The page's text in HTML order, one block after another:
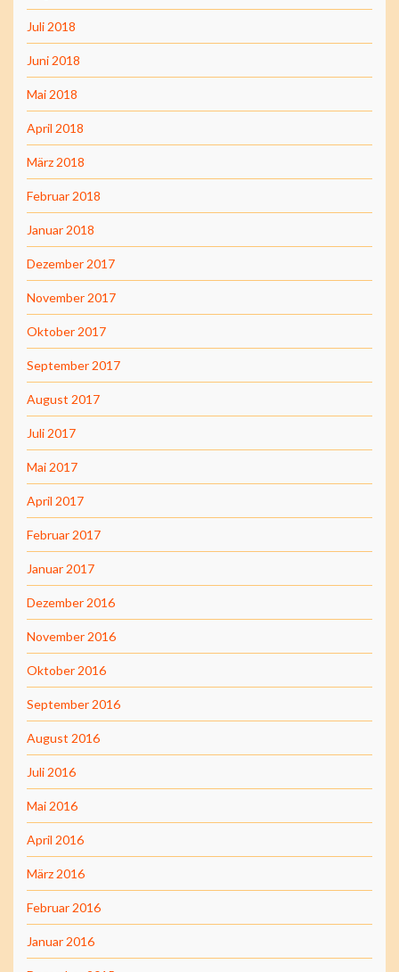
Juli 2018
Juni 2018
Mai 2018
April 2018
März 2018
Februar 2018
Januar 2018
Dezember 2017
November 2017
Oktober 2017
September 2017
August 2017
Juli 2017
Mai 2017
April 2017
Februar 2017
Januar 2017
Dezember 2016
November 2016
Oktober 2016
September 2016
August 2016
Juli 2016
Mai 2016
April 2016
März 2016
Februar 2016
Januar 2016